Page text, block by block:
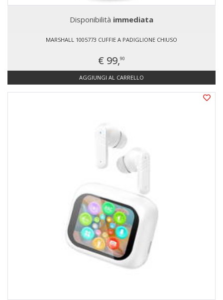
Disponibilità immediata
MARSHALL 1005773 CUFFIE A PADIGLIONE CHIUSO
€ 99,90
AGGIUNGI AL CARRELLO